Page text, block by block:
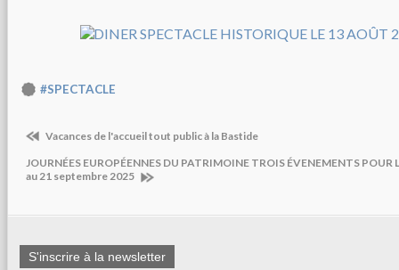
#SPECTACLE
Vacances de l'accueil tout public à la Bastide
JOURNÉES EUROPÉENNES DU PATRIMOINE TROIS ÉVENEMENTS
au 21 septembre 2025
S'inscrire à la newsletter